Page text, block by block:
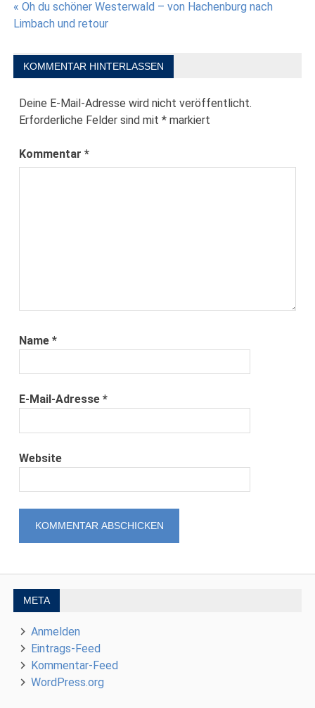
Beitragsnavigation
« Oh du schöner Westerwald – von Hachenburg nach
Limbach und retour
KOMMENTAR HINTERLASSEN
Deine E-Mail-Adresse wird nicht veröffentlicht.
Erforderliche Felder sind mit* markiert
Kommentar*
Name*
E-Mail-Adresse*
Website
META
Anmelden
Eintrags-Feed
Kommentar-Feed
WordPress.org